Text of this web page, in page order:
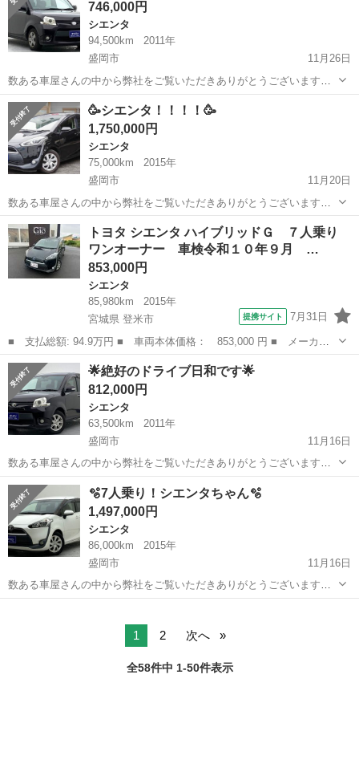
746,000円
シエンタ
94,500km
2011年
盛岡市
11月26日
数ある車屋さんの中から弊社をご覧いただきありがとうございます！
オトロン盛岡店と申します(^^♪🥳 東北3店舗目、オトロン最北端のお店
岩手 盛岡市 シエンタ
🥳シエンタ！！！！🥳
1,750,000円
シエンタ
75,000km
2015年
盛岡市
11月20日
数ある車屋さんの中から弊社をご覧いただきありがとうございます！
オトロン盛岡店と申します(^^♪🥳⚰️ 東北3店舗目、オトロン最北端のお
店として、2024年4月1日に新店舗オープンとなりました🔥❤️‍🔥 冬...
岩手 盛岡市 シエンタ 車両
トヨタ シエンタ ハイブリッドＧ ７人乗り
ワンオーナー 車検令和１０年９月 …
853,000円
シエンタ
85,980km
2015年
宮城県 登米市
提携サイト 7月31日
■ 支払総額: 94.9万円 ■ 車両本体価格： 853,000 円 ■ メーカー
名： トヨタ ■ 車種名： シエンタ ■ グレード名： ハイブリッ
ドＧ ７人乗り ワンオーナー 車検令和１０年９月 両側電動ド
ア 純正ナビＴ...
宮城 登米市 シエンタ
🌟絶好のドライブ日和です🌟
812,000円
シエンタ
63,500km
2011年
盛岡市
11月16日
数ある車屋さんの中から弊社をご覧いただきありがとうございます！
オトロン盛岡店と申します(^^♪🥳⚰️ 東北3店舗目、オトロン最北端のお
岩手 盛岡市 シエンタ
🫧7人乗り！シエンタちゃん🫧
1,497,000円
シエンタ
86,000km
2015年
盛岡市
11月16日
数ある車屋さんの中から弊社をご覧いただきありがとうございます！
オトロン盛岡店と申します(^^♪🥳⚰️ 東北3店舗目、オトロン最北端のお
1 2 次へ
全58件中 1-50件表示